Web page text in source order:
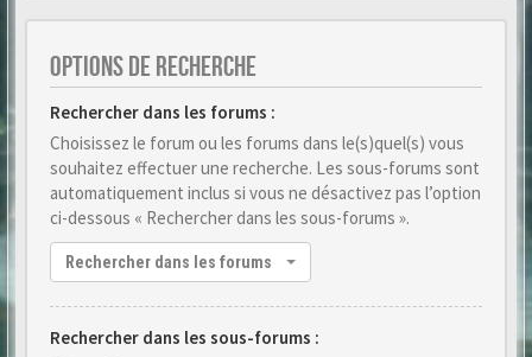
OPTIONS DE RECHERCHE
Rechercher dans les forums :
Choisissez le forum ou les forums dans le(s)quel(s) vous
souhaitez effectuer une recherche. Les sous-forums sont
automatiquement inclus si vous ne désactivez pas l’option
ci-dessous « Rechercher dans les sous-forums ».
Rechercher dans les forums
Rechercher dans les sous-forums :